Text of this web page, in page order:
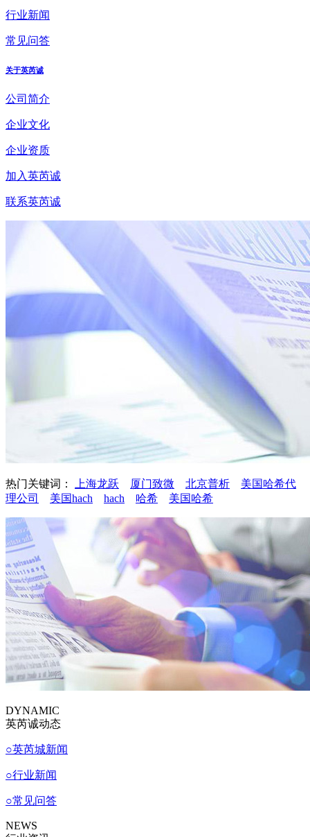
行业新闻
常见问答
关于英芮诚
公司简介
企业文化
企业资质
加入英芮诚
联系英芮诚
热门关键词： 上海龙跃 厦门致微 北京普析
美国哈希代
理公司
美国hach hach 哈希 美国哈希
DYNAMIC
英芮诚动态
○英芮城新闻
○行业新闻
○常见问答
NEWS